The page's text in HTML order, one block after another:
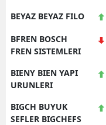
BEYAZ BEYAZ FILO
BFREN BOSCH
FREN SISTEMLERI
BIENY BIEN YAPI
URUNLERI
BIGCH BUYUK
SEFLER BIGCHEFS